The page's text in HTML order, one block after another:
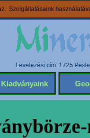
Szolgáltatásaink
Levelezési cím: 1725
Kiadványaink